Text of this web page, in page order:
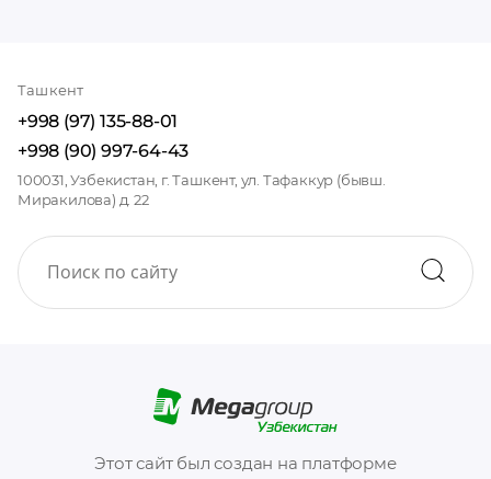
Этот сайт был создан на платформе
Ташкент
+998 (97) 135-88-01
+998 (90) 997-64-43
100031, Узбекистан, г. Ташкент, ул. Тафаккур (бывш.
Миракилова) д. 22